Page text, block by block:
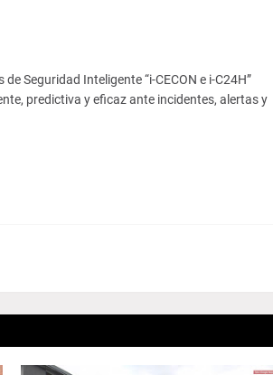
Seguridad Inteligente “i-CECON e i-C24H”
predictiva y eficaz ante incidentes, alertas y